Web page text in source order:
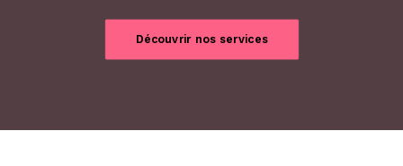
Découvrir nos services